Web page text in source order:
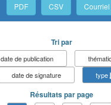
PDF CSV Courriel
Tri par
date de publication
date de signature
type
Résultats par page